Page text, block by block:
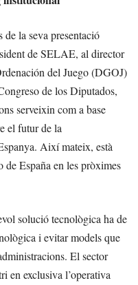
de la seva presentació
de SELAE, al director
del Juego (DGOJ)
de los Diputados,
serveixin com a base
el futur de la
Així mateix, està
de España en les pròximes
solució tecnològica ha de
i evitar models que
El sector
en exclusiva l’operativa